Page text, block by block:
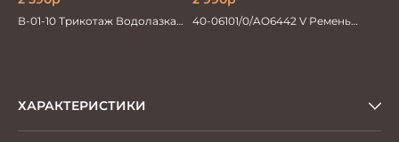
В-01-10 Трикотаж Водолазка
40-06101/0/AO6442 V Ремень
ХАРАКТЕРИСТИКИ